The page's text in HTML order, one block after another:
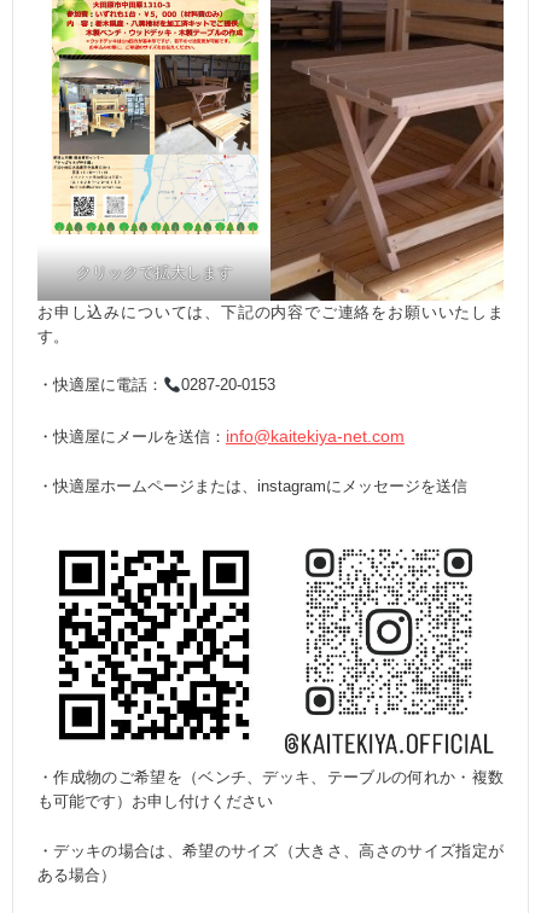
クリックで拡大します
お申し込みについては、下記の内容でご連絡をお願いいたしま
す。
・快適屋に電話： 0287-20-0153
・快適屋にメールを送信： info@kaitekiya-net.com
・快適屋ホームページまたは、instagramにメッセージを送信
・作成物のご希望を（ベンチ、デッキ、テーブルの何れか・複数
も可能です）お申し付けください
・デッキの場合は、希望のサイズ（大きさ、高さのサイズ指定が
ある場合）